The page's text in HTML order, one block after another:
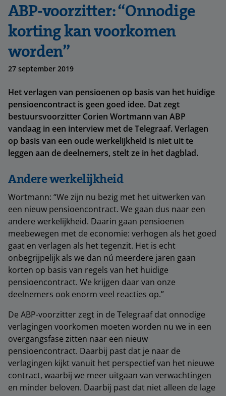
ABP-voorzitter: “Onnodige
korting kan voorkomen
worden”
27 september 2019
Het verlagen van pensioenen op basis van het huidige
pensioencontract is geen goed idee. Dat zegt
bestuursvoorzitter Corien Wortmann van ABP
vandaag in een interview met de Telegraaf. Verlagen
op basis van een oude werkelijkheid is niet uit te
leggen aan de deelnemers, stelt ze in het dagblad.
Andere werkelijkheid
Wortmann: “We zijn nu bezig met het uitwerken van
een nieuw pensioencontract. We gaan dus naar een
andere werkelijkheid. Daarin gaan pensioenen
meebewegen met de economie: verhogen als het goed
gaat en verlagen als het tegenzit. Het is echt
onbegrijpelijk als we dan nú meerdere jaren gaan
korten op basis van regels van het huidige
pensioencontract. We krijgen daar van onze
deelnemers ook enorm veel reacties op.”
De ABP-voorzitter zegt in de Telegraaf dat onnodige
verlagingen voorkomen moeten worden nu we in een
overgangsfase zitten naar een nieuw
pensioencontract. Daarbij past dat je naar de
verlagingen kijkt vanuit het perspectief van het nieuwe
contract, waarbij we meer uitgaan van verwachtingen
en minder beloven. Daarbij past dat niet alleen de lage